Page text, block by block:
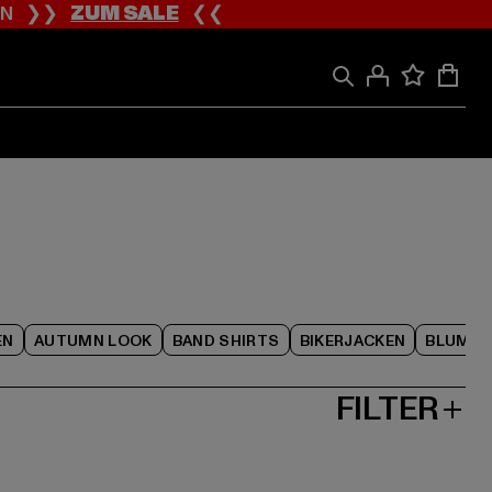
❯❯ZUM SALE❮❮
AUTUMN LOOK BAND SHIRTS BIKERJACKEN
FILTER